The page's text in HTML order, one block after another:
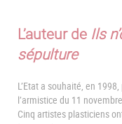
L’auteur de Ils
sépulture
L’Etat a souhaité, en
l’armistice du 11
Cinq artistes plasticiens